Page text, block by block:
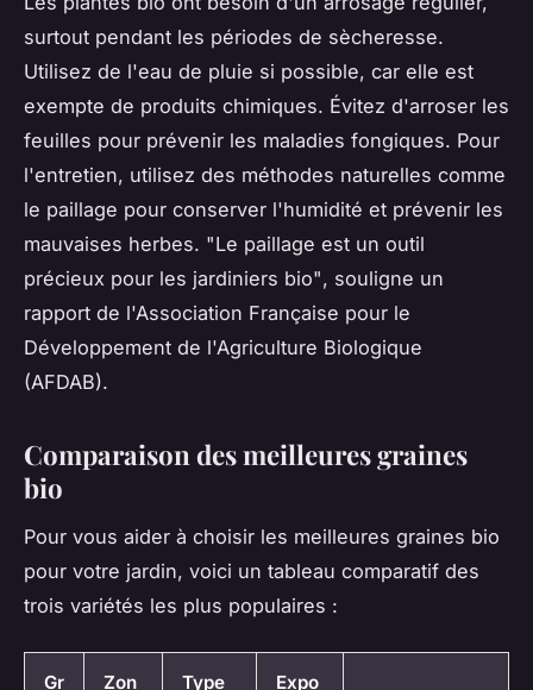
surtout pendant les périodes de sècheresse.
Utilisez de l'eau de pluie si possible, car elle est
exempte de produits chimiques. Évitez d'arroser les
feuilles pour prévenir les maladies fongiques. Pour
l'entretien, utilisez des méthodes naturelles comme
le paillage pour conserver l'humidité et prévenir les
mauvaises herbes. "Le paillage est un outil
précieux pour les jardiniers bio", souligne un
rapport de l'Association Française pour le
Développement de l'Agriculture Biologique
(AFDAB).
Comparaison des meilleures graines
bio
Pour vous aider à choisir les meilleures graines bio
pour votre jardin, voici un tableau comparatif des
trois variétés les plus populaires :
Gr
Zon
Type
Expo